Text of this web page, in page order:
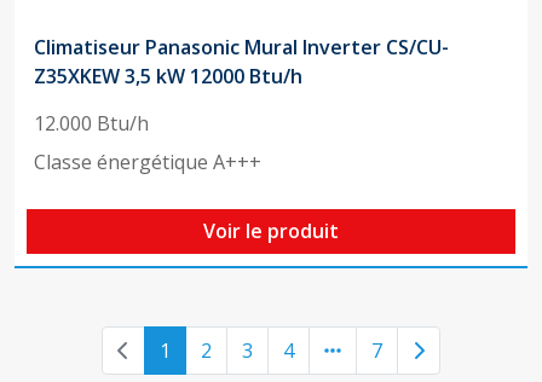
Climatiseur Panasonic Mural Inverter CS/CU-
Z35XKEW 3,5 kW 12000 Btu/h
12.000 Btu/h
Classe énergétique A+++
Voir le produit
Previous page
1 2 3 4 7 Next page